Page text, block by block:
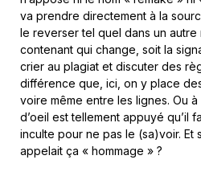
va prendre directement à la
le reverser tel quel dans un autre
contenant qui change, soit la
crier au plagiat et discuter des
différence que, ici, on y place
voire même entre les lignes. Ou
d’oeil est tellement appuyé qu’il
inculte pour ne pas le (sa)voir. Et
appelait ça « hommage » ?